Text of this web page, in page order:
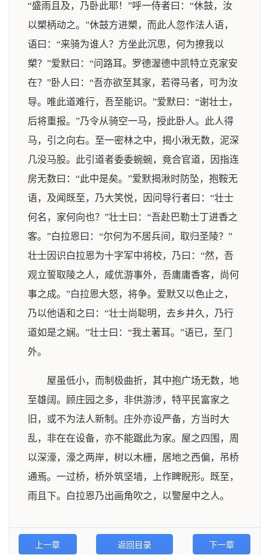
“盛雨且及，乃卧此耶！”呼一侍者曰：“休鼓，汝
以槊柄动之。”休鼓方进槊，而此人忽作法人语，
语曰：“来骑为谁人？方坐此沉思，何为撩我以
槊？”爱默曰：“问路耳。罗德渥德中凯特立克家安
在？”卧人曰：“吾亦欲至其家，若得马者，可为汝
导。唯此道难行，吾至能识。”爱默曰：“谢壮士，
后将重报。”乃令从骑空一马，授此卧人。此人得
马，引之向右。至一密林之中，揭小湫无数，泥深
几没马股。此引道者委委蜿蜿，竟合官道，因指连
房无数曰：“此中是矣。”爱默揭湫时防坠，抱鞍无
语，及闻既至，乃大笑悦，因问导行者曰：“壮士
何名，家何向也？”壮士曰：“吾赴巴勒士丁进香之
客。”白拉恩曰：“尔何为不居兵间，取归圣陵？”
壮士因识白拉恩为十字军中将校，乃曰：“然，吾
观立誓取陵之人，咸优游事外，吾庸庸香客，尚何
事之成。”白拉恩大怒，将争。爱默又以色止之，
乃以他语和之曰：“壮士尚聪明，去乡井久，乃行
道如是之娴。”壮士曰：“我土著耳。”语已，至门
外。
屋虽低小，而制极曲折，其中抱广场无数，地
至雄阔。顾庄园之多，非供游涉，特平民富家之
旧，或不为法人新制。庄外亦设严备，方当时大
乱，非在在设备，亦不能踞此为家。屋之四围，周
以深濠，濠之两岸，树以木栅，居地之西偏，吊桥
通焉。一过桥，桥外筑坚墙，上作睥睨形。既至，
雨且下。白拉恩乃出画角吹之，以警屋中之人。
上一章 返回目录 下一章